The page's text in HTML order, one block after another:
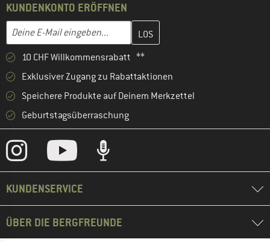
KUNDENKONTO ERÖFFNEN
E-Mail-Adresse
Gib hier deine E-Mail-Adresse ein und erstelle im nächsten
10 CHF Willkommensrabatt **
Exklusiver Zugang zu Rabattaktionen
Speichere Produkte auf Deinem Merkzettel
Geburtstagsüberraschung
KUNDENSERVICE
ÜBER DIE BERGFREUNDE